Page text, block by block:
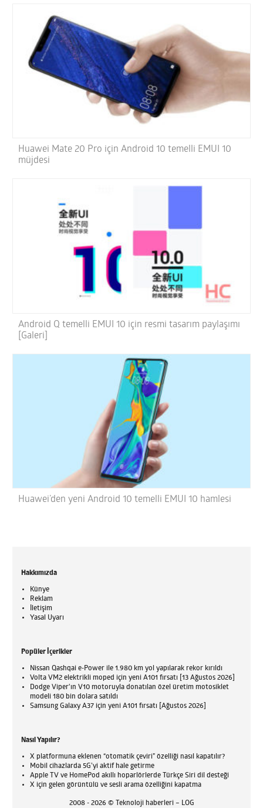
Huawei Mate 20 Pro için Android 10 temelli EMUI 10
müjdesi
Android Q temelli EMUI 10 için resmi tasarım paylaşımı
[Galeri]
Huawei’den yeni Android 10 temelli EMUI 10 hamlesi
Hakkımızda
Künye
Reklam
İletişim
Yasal Uyarı
Popüler İçerikler
Nissan Qashqai e-Power ile 1.980 km yol yapılarak rekor kırıldı
Volta VM2 elektrikli moped için yeni A101 fırsatı [13 Ağustos 2026]
Dodge Viper'ın V10 motoruyla donatılan özel üretim motosiklet
modeli 180 bin dolara satıldı
Samsung Galaxy A37 için yeni A101 fırsatı [Ağustos 2026]
Nasıl Yapılır?
X platformuna eklenen “otomatik çeviri” özelliği nasıl kapatılır?
Mobil cihazlarda 5G’yi aktif hale getirme
Apple TV ve HomePod akıllı hoparlörlerde Türkçe Siri dil desteği
X için gelen görüntülü ve sesli arama özelliğini kapatma
2008 - 2026 © Teknoloji haberleri – LOG